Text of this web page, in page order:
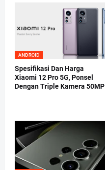
ANDROID
Spesifikasi Dan Harga
Xiaomi 12 Pro 5G, Ponsel
Dengan Triple Kamera 50MP